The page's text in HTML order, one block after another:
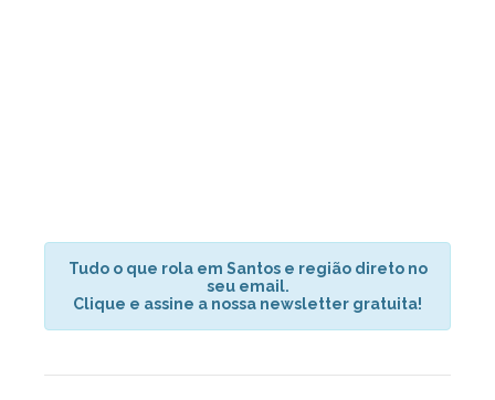
Tudo o que rola em Santos e região direto no
seu email.
Clique e assine a nossa newsletter gratuita!